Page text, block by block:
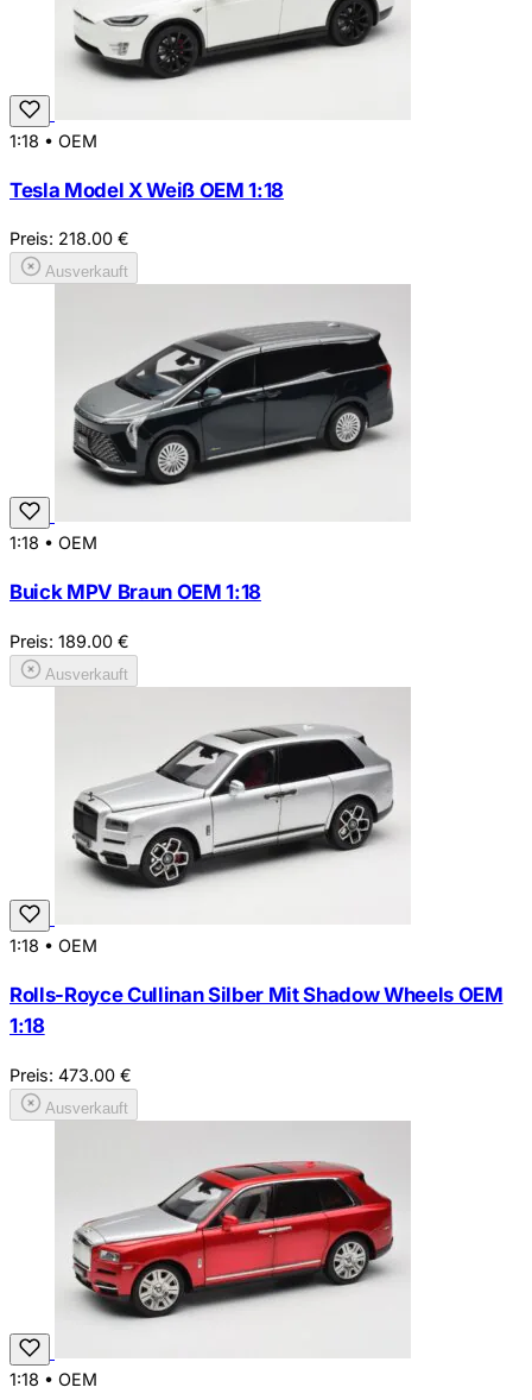
1:18 • OEM
Tesla Model X Weiß OEM 1:18
Preis: 218.00 €
Ausverkauft
1:18 • OEM
Buick MPV Braun OEM 1:18
Preis: 189.00 €
Ausverkauft
1:18 • OEM
Rolls-Royce Cullinan Silber Mit Shadow Wheels OEM
1:18
Preis: 473.00 €
Ausverkauft
1:18 • OEM